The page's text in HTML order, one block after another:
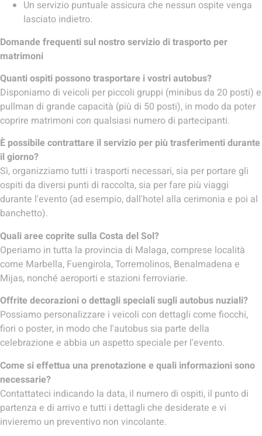
Un servizio puntuale assicura che nessun ospite venga
lasciato indietro.
Domande frequenti sul nostro servizio di trasporto per
matrimoni
Quanti ospiti possono trasportare i vostri autobus?
Disponiamo di veicoli per piccoli gruppi (minibus da 20 posti) e
pullman di grande capacità (più di 50 posti), in modo da poter
coprire matrimoni con qualsiasi numero di partecipanti.
È possibile contrattare il servizio per più trasferimenti durante
il giorno?
Sì, organizziamo tutti i trasporti necessari, sia per portare gli
ospiti da diversi punti di raccolta, sia per fare più viaggi
durante l'evento (ad esempio, dall'hotel alla cerimonia e poi al
banchetto).
Quali aree coprite sulla Costa del Sol?
Operiamo in tutta la provincia di Malaga, comprese località
come Marbella, Fuengirola, Torremolinos, Benalmadena e
Mijas, nonché aeroporti e stazioni ferroviarie.
Offrite decorazioni o dettagli speciali sugli autobus nuziali?
Possiamo personalizzare i veicoli con dettagli come fiocchi,
fiori o poster, in modo che l'autobus sia parte della
celebrazione e abbia un aspetto speciale per l'evento.
Come si effettua una prenotazione e quali informazioni sono
necessarie?
Contattateci indicando la data, il numero di ospiti, il punto di
partenza e di arrivo e tutti i dettagli che desiderate e vi
invieremo un preventivo non vincolante.